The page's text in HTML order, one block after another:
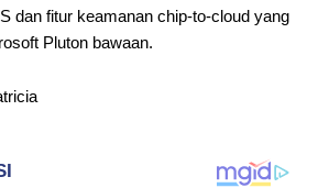
dan fitur keamanan chip-to-cloud yang
Pluton bawaan.